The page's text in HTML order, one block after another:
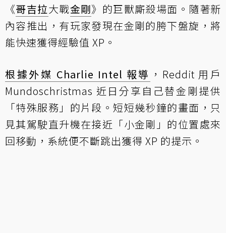
《哥吉拉大戰金剛》的巨獸廝殺場面。隨著新
內容推出，有玩家發現在金剛的胯下盤旋，將
能快速獲得經驗值 XP。
根據外媒 Charlie Intel 報導 ，Reddit 用戶
Mundoschristmas 近日分享自己替金剛提供
「特殊服務」的片段。短短幾秒鐘的畫面，只
見其駕駛直升機在接近「小金剛」的位置處來
回移動，系統便不斷跳出獲得 XP 的提示。